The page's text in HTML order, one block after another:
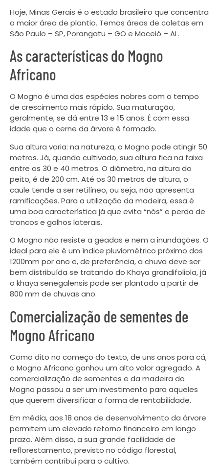
Hoje, Minas Gerais é o estado brasileiro que concentra
a maior área de plantio. Temos áreas de coletas em
São Paulo – SP, Porangatu – GO e Maceió – AL.
As características do Mogno
Africano
O Mogno é uma das espécies nobres com o tempo
de crescimento mais rápido. Sua maturação,
geralmente, se dá entre 13 e 15 anos. É com essa
idade que o cerne da árvore é formado.
Sua altura varia: na natureza, o Mogno pode atingir 50
metros. Já, quando cultivado, sua altura fica na faixa
entre os 30 e 40 metros. O diâmetro, na altura do
peito, é de 200 cm. Até os 30 metros de altura, o
caule tende a ser retilíneo, ou seja, não apresenta
ramificações. Para a utilização da madeira, essa é
uma boa característica já que evita “nós” e perda de
troncos e galhos laterais.
O Mogno não resiste a geadas e nem a inundações. O
ideal para ele é um índice pluviométrico próximo dos
1200mm por ano e, de preferência, a chuva deve ser
bem distribuída se tratando do Khaya grandifoliola, já
o khaya senegalensis pode ser plantado a partir de
800 mm de chuvas ano.
Comercialização de sementes de
Mogno Africano
Como dito no começo do texto, de uns anos para cá,
o Mogno Africano ganhou um alto valor agregado. A
comercialização de sementes e da madeira do
Mogno passou a ser um investimento para aqueles
que querem diversificar a forma de rentabilidade.
Em média, aos 18 anos de desenvolvimento da árvore
permitem um elevado retorno financeiro em longo
prazo. Além disso, a sua grande facilidade de
reflorestamento, previsto no código florestal,
também contribui para o cultivo.